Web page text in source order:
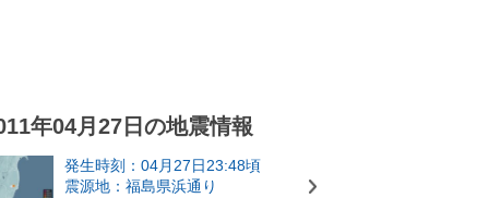
年04月27日の地震情報
発生時刻：04月27日23:48頃
震源地：福島県浜通り